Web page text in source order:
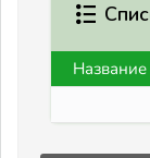
Название